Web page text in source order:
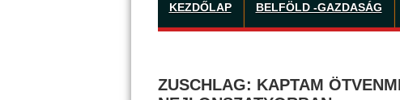
KEZDŐLAP BELFÖLD -GAZDASÁG
ZUSCHLAG: KAPTAM